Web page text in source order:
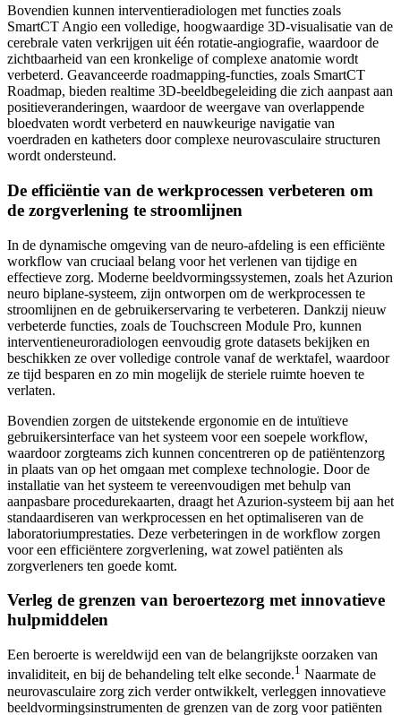
Bovendien kunnen interventieradiologen met functies zoals
SmartCT Angio een volledige, hoogwaardige 3D-visualisatie van de
cerebrale vaten verkrijgen uit één rotatie-angiografie, waardoor de
zichtbaarheid van een kronkelige of complexe anatomie wordt
verbeterd. Geavanceerde roadmapping-functies, zoals SmartCT
Roadmap, bieden realtime 3D-beeldbegeleiding die zich aanpast aan
positieveranderingen, waardoor de weergave van overlappende
bloedvaten wordt verbeterd en nauwkeurige navigatie van
voerdraden en katheters door complexe neurovasculaire structuren
wordt ondersteund.
De efficiëntie van de werkprocessen verbeteren om
de zorgverlening te stroomlijnen
In de dynamische omgeving van de neuro-afdeling is een efficiënte
workflow van cruciaal belang voor het verlenen van tijdige en
effectieve zorg. Moderne beeldvormingssystemen, zoals het Azurion
neuro biplane-systeem, zijn ontworpen om de werkprocessen te
stroomlijnen en de gebruikerservaring te verbeteren. Dankzij nieuw
verbeterde functies, zoals de Touchscreen Module Pro, kunnen
interventieneuroradiologen eenvoudig grote datasets bekijken en
beschikken ze over volledige controle vanaf de werktafel, waardoor
ze tijd besparen en zo min mogelijk de steriele ruimte hoeven te
verlaten.
Bovendien zorgen de uitstekende ergonomie en de intuïtieve
gebruikersinterface van het systeem voor een soepele workflow,
waardoor zorgteams zich kunnen concentreren op de patiëntenzorg
in plaats van op het omgaan met complexe technologie. Door de
installatie van het systeem te vereenvoudigen met behulp van
aanpasbare procedurekaarten, draagt het Azurion-systeem bij aan het
standaardiseren van werkprocessen en het optimaliseren van de
laboratoriumprestaties. Deze verbeteringen in de workflow zorgen
voor een efficiëntere zorgverlening, wat zowel patiënten als
zorgverleners ten goede komt.
Verleg de grenzen van beroertezorg met innovatieve
hulpmiddelen
Een beroerte is wereldwijd een van de belangrijkste oorzaken van
invaliditeit, en bij de behandeling telt elke seconde.1 Naarmate de
neurovasculaire zorg zich verder ontwikkelt, verleggen innovatieve
beeldvormingsinstrumenten de grenzen van de zorg voor patiënten